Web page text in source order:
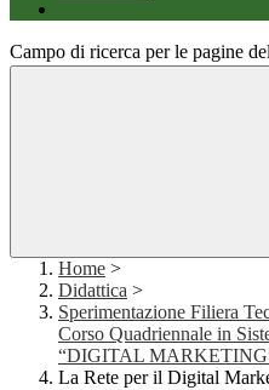
Campo di ricerca per le pagine
Home >
Didattica >
Sperimentazione Filiera
Corso Quadriennale in
“DIGITAL
La Rete per il Digital